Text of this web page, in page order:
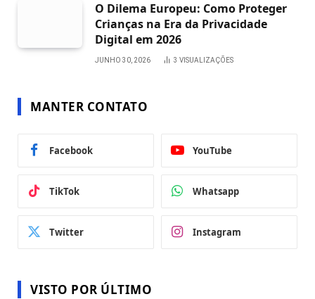
O Dilema Europeu: Como Proteger
Crianças na Era da Privacidade
Digital em 2026
JUNHO 30, 2026 3 VISUALIZAÇÕES
MANTER CONTATO
Facebook YouTube
TikTok Whatsapp
Twitter Instagram
VISTO POR ÚLTIMO